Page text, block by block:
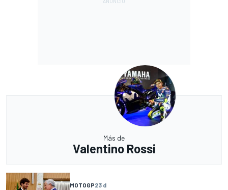
Más de
Valentino Rossi
MOTOGP23 d